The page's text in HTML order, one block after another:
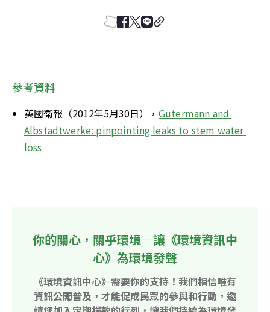
參考資料
英國衛報（2012年5月30日）， Gutermann and
Albstadtwerke: pinpointing leaks to stem water
loss
你的關心，關乎環境—讓《環境資訊中
心》為環境發聲
《環境資訊中心》需要你的支持！我們相信唯有
資訊公開普及，才能促成民眾的參與和行動，邀